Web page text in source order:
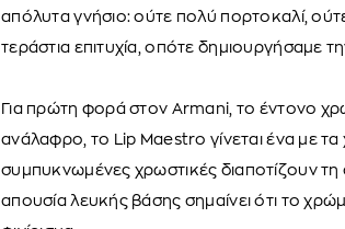
απόλυτα γνήσιο: ούτε πολύ πορτοκαλί, ούτε
τεράστια επιτυχία, οπότε δημιουργήσαμε
Για πρώτη φορά στον Armani, το έντονο
ανάλαφρο, το Lip Maestro γίνεται ένα με τα
συμπυκνωμένες χρωστικές διαποτίζουν
απουσία λευκής βάσης σημαίνει ότι το